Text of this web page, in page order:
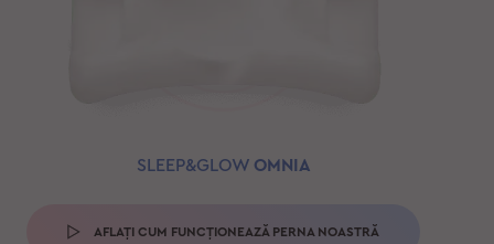
SLEEP&GLOW OMNIA
AFLAȚI CUM FUNCȚIONEAZĂ PERNA NOASTRĂ